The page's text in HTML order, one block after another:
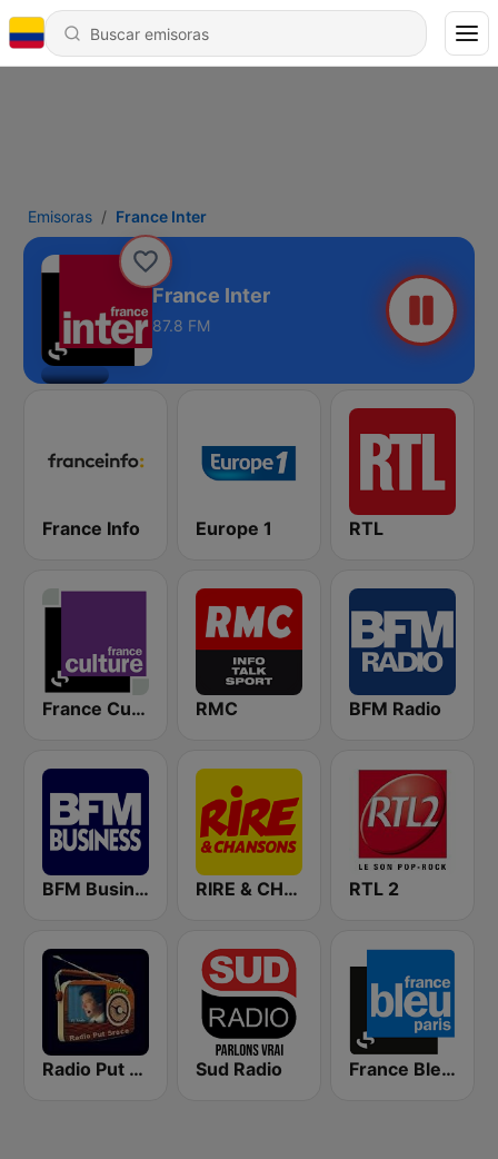
Emisoras France Inter
France Inter
87.8 FM
France Info Europe 1 RTL
France Culture RMC BFM Radio
BFM Business 100.8 FM RIRE & CHANSONS RTL 2
Radio Put Sreće Sud Radio France Bleu Ile-de-France